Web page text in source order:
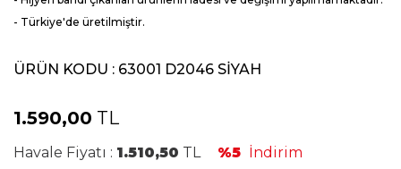
- Türkiye'de üretilmiştir.
ÜRÜN KODU : 63001 D2046 SİYAH
1.590,00 TL
Havale Fiyatı : 1.510,50 TL %5 İndirim